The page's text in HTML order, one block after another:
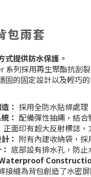
包雨套
式提供防水保護。
系列採用再生聚酯抗刮
固的固定設計以及輕巧
： 採用全防水貼條處理
： 配備彈性抽繩，結
正面印有超大反射標誌，
： 附有內建收納袋，採
底部設有排水孔，防止
接縫為背包創造了水密